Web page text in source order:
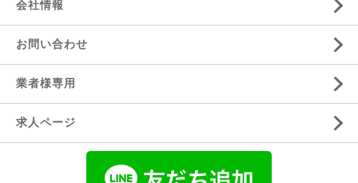
会社情報
お問い合わせ
業者様専用
求人ページ